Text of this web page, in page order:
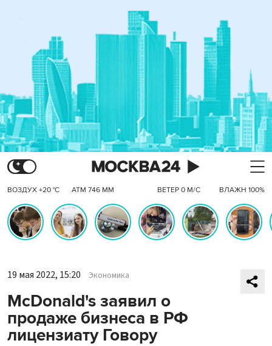
ВОЗДУХ +20 °C АТМ 746 ММ ВЕТЕР 0 М/С ВЛАЖН 100%
19 мая 2022, 15:20 Экономика
McDonald's заявил о
продаже бизнеса в РФ
лицензиату Говору